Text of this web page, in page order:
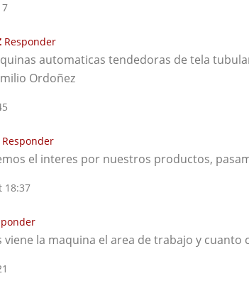
Responder
automaticas tendedoras de tela
Ordoñez
Responder
el interes por nuestros productos,
18:37
viene la maquina el area de trabajo y